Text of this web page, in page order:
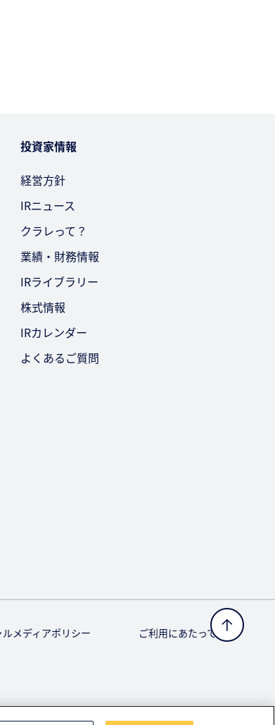
投資家情報
経営方針
IRニュース
クラレって？
業績・財務情報
IRライブラリー
株式情報
IRカレンダー
よくあるご質問
ルメディアポリシー ご利用にあたって